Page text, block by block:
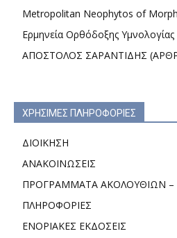
Metropolitan Neophytos of
Ερμηνεία Ορθόδοξης Υμνολογίας
ΑΠΟΣΤΟΛΟΣ ΣΑΡΑΝΤΙΔΗΣ
ΧΡΗΣΙΜΕΣ ΠΛΗΡΟΦΟΡΙΕΣ
ΔΙΟΙΚΗΣΗ
ΑΝΑΚΟΙΝΩΣΕΙΣ
ΠΡΟΓΡΑΜΜΑΤΑ ΑΚΟΛΟΥΘΙΩΝ –
ΠΛΗΡΟΦΟΡΙΕΣ
ΕΝΟΡΙΑΚΕΣ ΕΚΔΟΣΕΙΣ